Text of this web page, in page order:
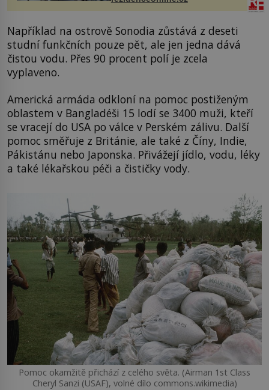
Například na ostrově Sonodia zůstává z deseti
studní funkčních pouze pět, ale jen jedna dává
čistou vodu. Přes 90 procent polí je zcela
vyplaveno.
Americká armáda odkloní na pomoc postiženým
oblastem v Bangladéši 15 lodí se 3400 muži, kteří
se vracejí do USA po válce v Perském zálivu. Další
pomoc směřuje z Británie, ale také z Číny, Indie,
Pákistánu nebo Japonska. Přivážejí jídlo, vodu, léky
a také lékařskou péči a čističky vody.
Pomoc okamžitě přichází z celého světa. (Airman 1st Class
Cheryl Sanzi (USAF), volné dílo commons.wikimedia)